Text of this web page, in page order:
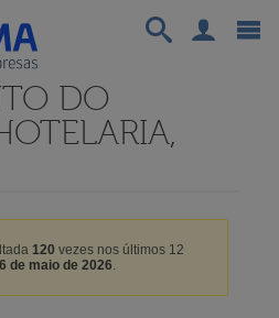
DO
120 vezes nos últimos 12
de maio de 2026.